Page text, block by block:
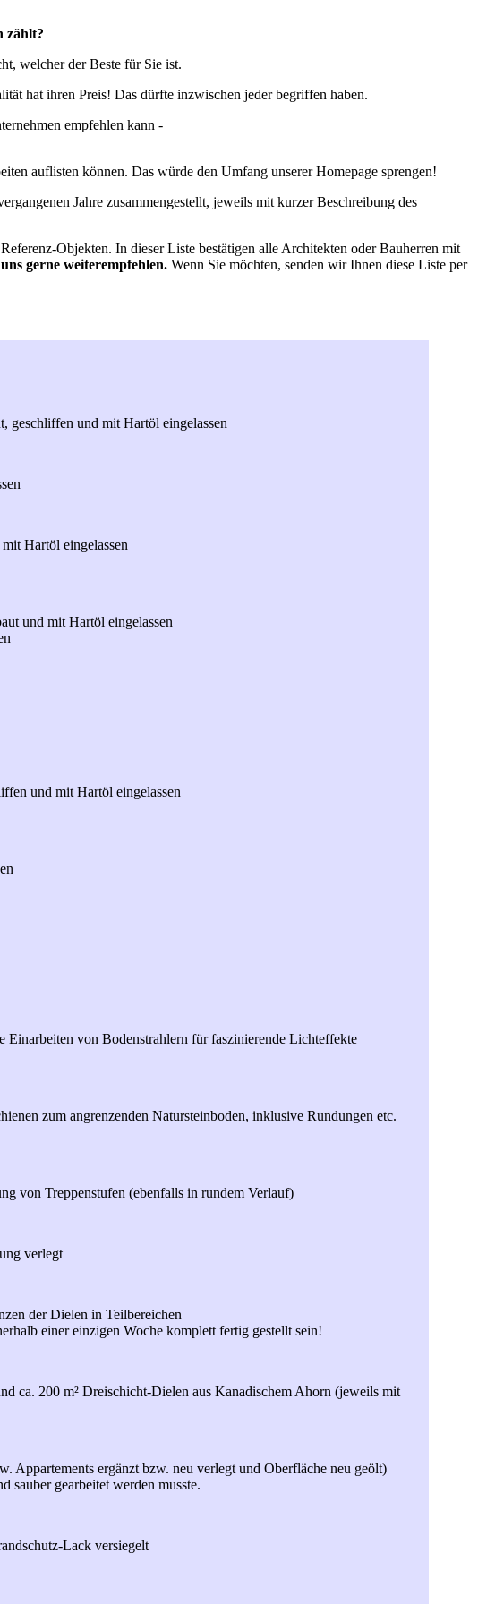
zählt?
welcher der Beste für Sie ist.
hat ihren Preis! Das dürfte inzwischen jeder begriffen haben.
empfehlen kann -
auflisten können. Das würde den Umfang unserer Homepage sprengen!
Jahre zusammengestellt, jeweils mit kurzer Beschreibung des
Objekten. In dieser Liste bestätigen alle Architekten oder Bauherren mit
gerne weiterempfehlen. Wenn Sie möchten, senden wir Ihnen diese Liste per
geschliffen und mit Hartöl eingelassen
Hartöl eingelassen
und mit Hartöl eingelassen
und mit Hartöl eingelassen
Einarbeiten von Bodenstrahlern für faszinierende Lichteffekte
zum angrenzenden Natursteinboden, inklusive Rundungen etc.
von Treppenstufen (ebenfalls in rundem Verlauf)
verlegt
der Dielen in Teilbereichen
einer einzigen Woche komplett fertig gestellt sein!
ca. 200 m² Dreischicht-Dielen aus Kanadischem Ahorn (jeweils mit
Appartements ergänzt bzw. neu verlegt und Oberfläche neu geölt)
sauber gearbeitet werden musste.
Lack versiegelt